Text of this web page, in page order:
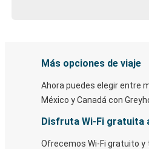
Más opciones de viaje
Ahora puedes elegir entre
México y Canadá con
Disfruta Wi-Fi gratuita
Ofrecemos Wi-Fi gratuito